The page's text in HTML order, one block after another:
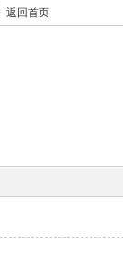
返回首页